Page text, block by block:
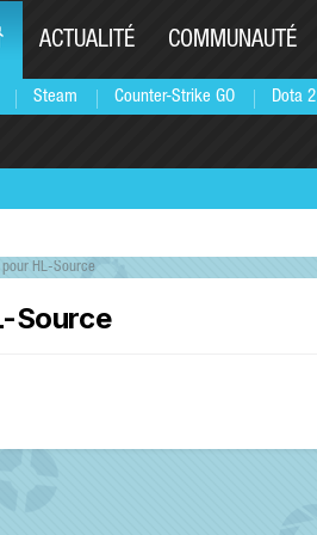
Steam Counter-Strike GO Dota 2
ACTUALITÉ COMMUNAUTÉ
pour HL-Source
Source